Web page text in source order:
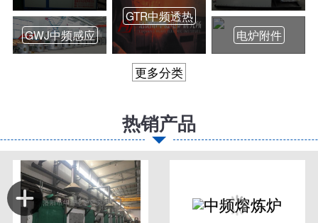
GWJ中频感应
GTR中频透热
电炉附件
更多分类
热销产品